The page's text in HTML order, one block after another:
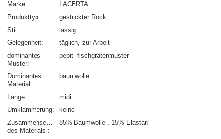
Marke
LACERTA
Produkttyp
gestrickter Rock
Stil
lässig
Gelegenheit
täglich zur Arbeit
dominantes
Muster
pepit fischgrätenmuster
Dominantes
Material
baumwolle
Länge
midi
Umklammerung
keine
Zusammensetzung
des Materials
85% Baumwolle 15% Elastan